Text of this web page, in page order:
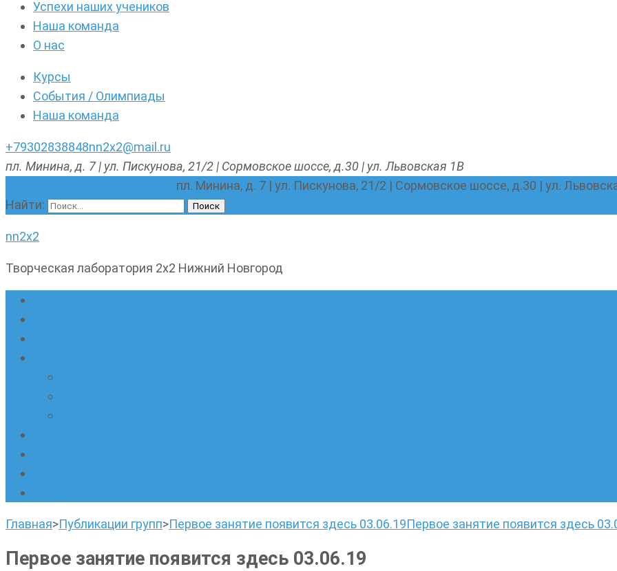
Успехи наших учеников
Наша команда
О нас
Курсы
События / Олимпиады
Наша команда
+79302838848nn2x2@mail.ru
пл. Минина, д. 7 | ул. Пискунова, 21/2 | Сормовское шоссе, д.30 | ул. Львовская 1В
пл. Минина, д. 7 | ул. Пискунова, 21/2 | Сормовское шоссе, д.30 | ул.
Найти:
nn2x2
Творческая лаборатория 2х2 Нижний Новгород
Главная>Публикации групп>Первое занятие появится здесь 03.06.19Первое занятие появится здесь
Первое занятие появится здесь 03.06.19